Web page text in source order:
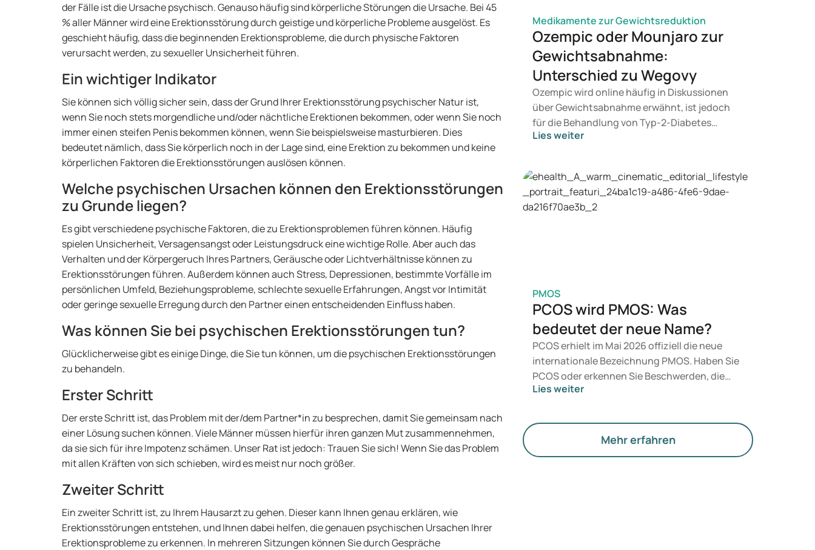
der Fälle ist die Ursache psychisch. Genauso häufig sind körperliche Störungen die Ursache. Bei 45
% aller Männer wird eine Erektionsstörung durch geistige und körperliche Probleme ausgelöst. Es
geschieht häufig, dass die beginnenden Erektionsprobleme, die durch physische Faktoren
verursacht werden, zu sexueller Unsicherheit führen.
Ein wichtiger Indikator
Sie können sich völlig sicher sein, dass der Grund Ihrer Erektionsstörung psychischer Natur ist,
wenn Sie noch stets morgendliche und/oder nächtliche Erektionen bekommen, oder wenn Sie noch
immer einen steifen Penis bekommen können, wenn Sie beispielsweise masturbieren. Dies
bedeutet nämlich, dass Sie körperlich noch in der Lage sind, eine Erektion zu bekommen und keine
körperlichen Faktoren die Erektionsstörungen auslösen können.
Welche psychischen Ursachen können den Erektionsstörungen
zu Grunde liegen?
Es gibt verschiedene psychische Faktoren, die zu Erektionsproblemen führen können. Häufig
spielen Unsicherheit, Versagensangst oder Leistungsdruck eine wichtige Rolle. Aber auch das
Verhalten und der Körpergeruch Ihres Partners, Geräusche oder Lichtverhältnisse können zu
Erektionsstörungen führen. Außerdem können auch Stress, Depressionen, bestimmte Vorfälle im
persönlichen Umfeld, Beziehungsprobleme, schlechte sexuelle Erfahrungen, Angst vor Intimität
oder geringe sexuelle Erregung durch den Partner einen entscheidenden Einfluss haben.
Was können Sie bei psychischen Erektionsstörungen tun?
Glücklicherweise gibt es einige Dinge, die Sie tun können, um die psychischen Erektionsstörungen
zu behandeln.
Erster Schritt
Der erste Schritt ist, das Problem mit der/dem Partner*in zu besprechen, damit Sie gemeinsam nach
einer Lösung suchen können. Viele Männer müssen hierfür ihren ganzen Mut zusammennehmen,
da sie sich für ihre Impotenz schämen. Unser Rat ist jedoch: Trauen Sie sich! Wenn Sie das Problem
mit allen Kräften von sich schieben, wird es meist nur noch größer.
Zweiter Schritt
Ein zweiter Schritt ist, zu Ihrem Hausarzt zu gehen. Dieser kann Ihnen genau erklären, wie
Erektionsstörungen entstehen, und Ihnen dabei helfen, die genauen psychischen Ursachen Ihrer
Erektionsprobleme zu erkennen. In mehreren Sitzungen können Sie durch Gespräche
Medikamente zur Gewichtsreduktion
Ozempic oder Mounjaro zur
Gewichtsabnahme:
Unterschied zu Wegovy
Ozempic wird online häufig in Diskussionen
über Gewichtsabnahme erwähnt, ist jedoch
für die Behandlung von Typ-2-Diabetes
vorgesehen. Wenn Sie eine Therapie zur
Betracht. Welche Behandlung für Sie geeignet
ist, entscheidet ein Arzt auf Grundlage Ihrer
Gesundheit, Ihres BMI und Ihres
Lies weiter
PMOS
PCOS wird PMOS: Was
bedeutet der neue Name?
PCOS erhielt im Mai 2026 offiziell die neue
internationale Bezeichnung PMOS. Haben Sie
PCOS oder erkennen Sie Beschwerden, die
darauf hindeuten könnten? Medizinisch
legt jedoch mehr Gewicht auf Hormone, den
Stoffwechsel und die Funktion der Eierstöcke.
Lies weiter
Mehr erfahren